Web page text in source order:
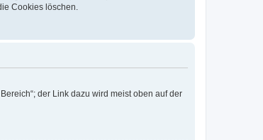
Cookies löschen.
der Link dazu wird meist oben auf der